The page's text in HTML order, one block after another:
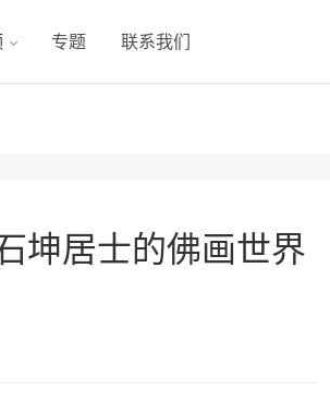
专题 联系我们
居士的佛画世界